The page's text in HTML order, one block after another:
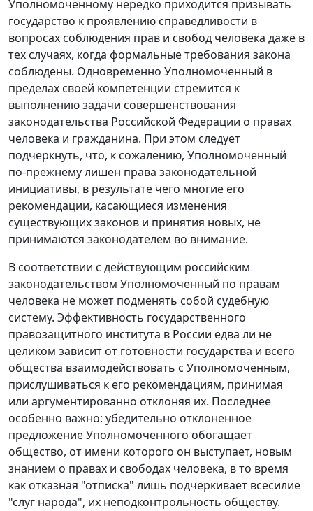
Уполномоченному нередко приходится призывать
государство к проявлению справедливости в
вопросах соблюдения прав и свобод человека даже в
тех случаях, когда формальные требования закона
соблюдены. Одновременно Уполномоченный в
пределах своей компетенции стремится к
выполнению задачи совершенствования
законодательства Российской Федерации о правах
человека и гражданина. При этом следует
подчеркнуть, что, к сожалению, Уполномоченный
по-прежнему лишен права законодательной
инициативы, в результате чего многие его
рекомендации, касающиеся изменения
существующих законов и принятия новых, не
принимаются законодателем во внимание.
В соответствии с действующим российским
законодательством Уполномоченный по правам
человека не может подменять собой судебную
систему. Эффективность государственного
правозащитного института в России едва ли не
целиком зависит от готовности государства и всего
общества взаимодействовать с Уполномоченным,
прислушиваться к его рекомендациям, принимая
или аргументированно отклоняя их. Последнее
особенно важно: убедительно отклоненное
предложение Уполномоченного обогащает
общество, от имени которого он выступает, новым
знанием о правах и свободах человека, в то время
как отказная "отписка" лишь подчеркивает всесилие
"слуг народа", их неподконтрольность обществу.